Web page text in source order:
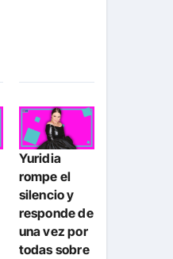
Yuridia
rompe el
silencio y
responde de
una vez por
todas sobre